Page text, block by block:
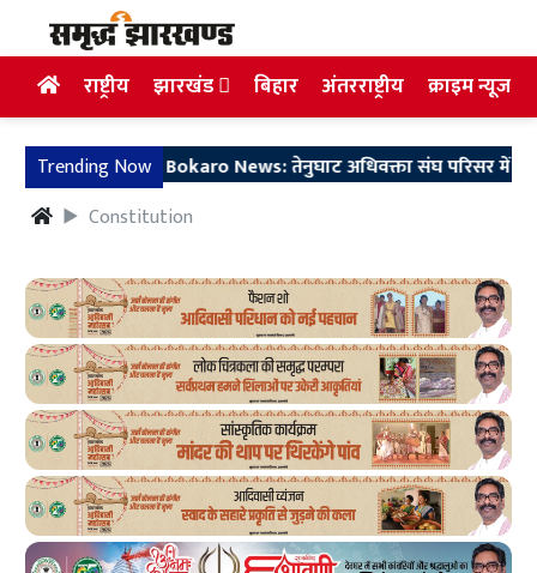
राष्ट्रीय झारखंड बिहार अंतरराष्ट्रीय क्राइम न्यूज
Trending NowBokaro News: तेनुघाट अधिवक्ता संघ परिसर में गुरु
Constitution